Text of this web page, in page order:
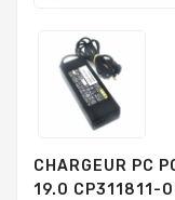
Mémoires
Durs
CHARGEUR PC
19.0 CP311811-